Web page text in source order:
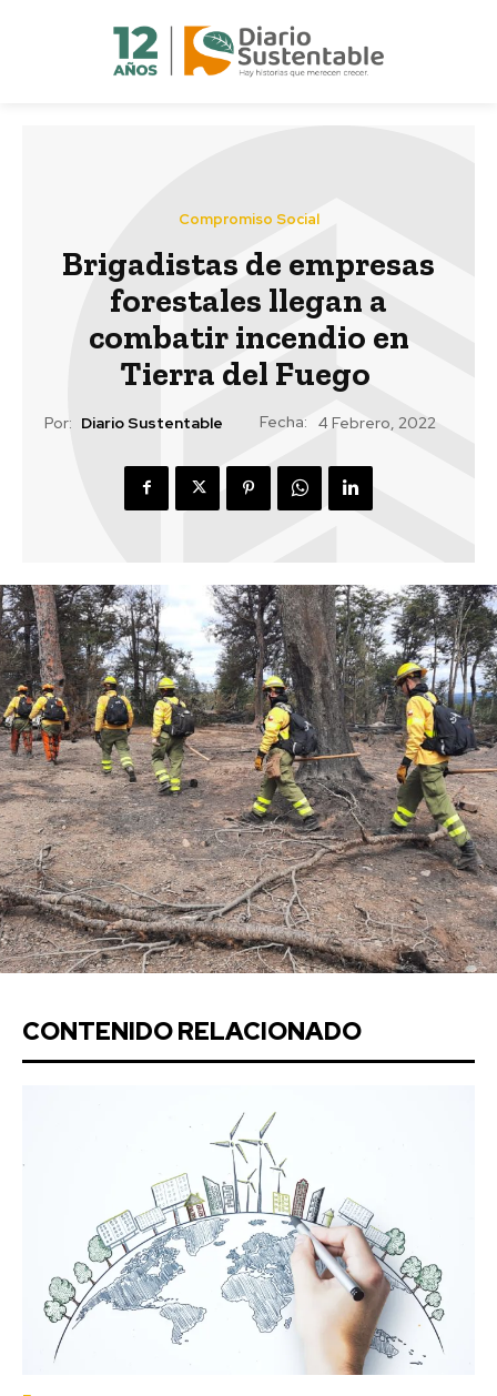
Compromiso Social
Brigadistas de empresas
forestales llegan a
combatir incendio en
Tierra del Fuego
Por: Diario Sustentable Fecha: 4 Febrero, 2022
CONTENIDO RELACIONADO